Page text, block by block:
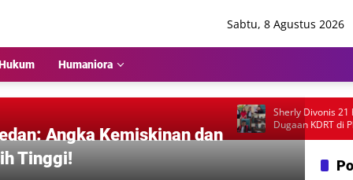
Sabtu, 8 Agustus 2026
Humaniora
Sherly Divonis 21
Dugaan KDRT di PN
Emosional dan
Angka Kemiskinan dan
Tinggi!